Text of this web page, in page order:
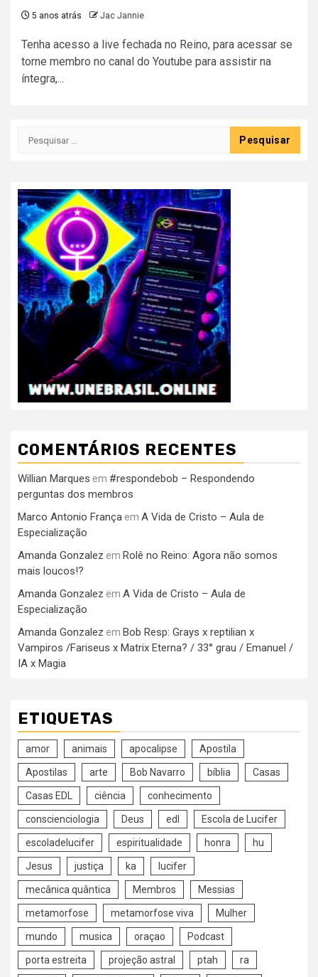
5 anos atrás Jac Jannie
Tenha acesso a live fechada no Reino, para acessar se
torne membro no canal do Youtube para assistir na
íntegra,...
Pesquisar
COMENTÁRIOS RECENTES
Willian Marques em #respondebob – Respondendo
perguntas dos membros
Marco Antonio França em A Vida de Cristo – Aula de
Especialização
Amanda Gonzalez em Rolê no Reino: Agora não somos
mais loucos!?
Amanda Gonzalez em A Vida de Cristo – Aula de
Especialização
Amanda Gonzalez em Bob Resp: Grays x reptilian x
Vampiros /Fariseus x Matrix Eterna? / 33° grau / Emanuel /
IA x Magia
ETIQUETAS
amor animais apocalipse Apostila
Apostilas arte Bob Navarro bíblia Casas
Casas EDL ciência conhecimento
conscienciologia Deus edl Escola de Lucifer
escoladelucifer espiritualidade honra hu
Jesus justiça ka lucifer
mecânica quântica Membros Messias
metamorfose metamorfose viva Mulher
mundo musica oraçao Podcast
porta estreita projeção astral ptah ra